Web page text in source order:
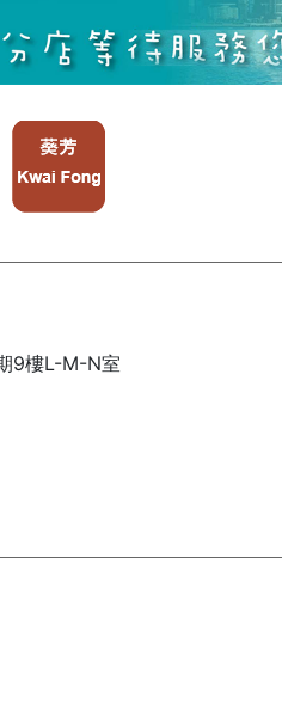
9樓L-M-N室